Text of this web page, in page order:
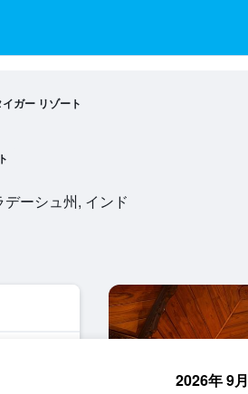
ガー リゾート
ーシュ州, インド
2026年 9月